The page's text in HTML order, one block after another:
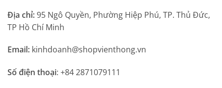
Địa chỉ:95 Ngô Quyền, Phường Hiệp Phú, TP. Thủ Đức,
TP Hồ Chí Minh
Email: kinhdoanh@shopvienthong.vn
Số điện thoại: +84 2871079111